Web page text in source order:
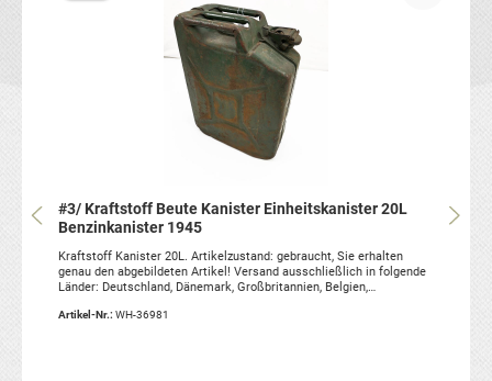
#3/ Kraftstoff Beute Kanister Einheitskanister 20L
Benzinkanister 1945
Kraftstoff Kanister 20L. Artikelzustand: gebraucht, Sie erhalten
genau den abgebildeten Artikel! Versand ausschließlich in folgende
Länder: Deutschland, Dänemark, Großbritannien, Belgien,
Österreich, Tschechische Republik und Polen.Benzinkanister werden
Artikel-Nr.: WH-36981